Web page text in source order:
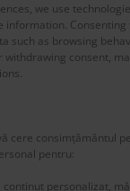
we use
information.
such as browsing
withdrawing consent,
cere consimțământul
pentru:
conținut personalizat,